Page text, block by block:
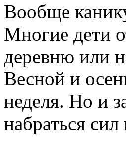
Вообще
Многие дети
деревню или
Весной и
неделя. Но и
набраться сил